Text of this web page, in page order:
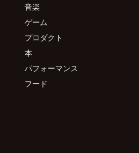
音楽
ゲーム
プロダクト
本
パフォーマンス
フード